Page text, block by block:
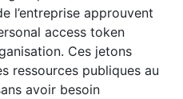
l’entreprise approuvent
access token
Ces jetons
ressources publiques au
avoir besoin